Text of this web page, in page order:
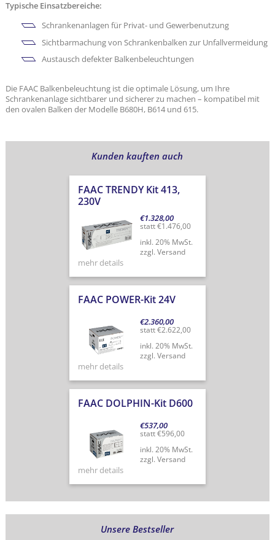
Typische Einsatzbereiche:
Schrankenanlagen für Privat- und Gewerbenutzung
Sichtbarmachung von Schrankenbalken zur Unfallvermeidung
Austausch defekter Balkenbeleuchtungen
Die FAAC Balkenbeleuchtung ist die optimale Lösung, um Ihre
Schrankenanlage sichtbarer und sicherer zu machen – kompatibel mit
den ovalen Balken der Modelle B680H, B614 und 615.
Kunden kauften auch
FAAC TRENDY Kit 413,
230V
€1.328,00
statt€1.476,00
inkl. 20% MwSt.
zzgl. Versand
mehr details
FAAC POWER-Kit 24V
€2.360,00
statt€2.622,00
inkl. 20% MwSt.
zzgl. Versand
mehr details
FAAC DOLPHIN-Kit D600
€537,00
statt€596,00
inkl. 20% MwSt.
zzgl. Versand
mehr details
Unsere Bestseller